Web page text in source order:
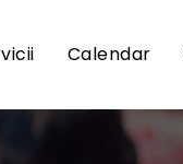
Calendar